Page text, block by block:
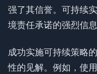
强了其信誉。可持续
境责任承诺的强烈信息
成功实施可持续策略
性的见解。例如，使